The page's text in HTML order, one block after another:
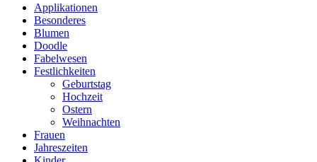
Applikationen
Besonderes
Blumen
Doodle
Fabelwesen
Festlichkeiten
Geburtstag
Hochzeit
Ostern
Weihnachten
Frauen
Jahreszeiten